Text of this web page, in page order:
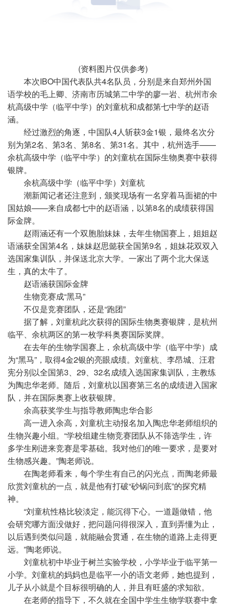
(资料图片仅供参考)
本次IBO中国代表队共4名队员，分别是来自郑州外国
语学校的毛上卿、济南市历城第二中学的廖一岩、杭州市余
杭高级中学（临平中学）的刘童杭和成都第七中学的赵语
涵。
经过激烈的角逐，中国队4人斩获3金1银，最终名次分
别为第2名、第3名、第8名、第31名。其中，杭州选手——
余杭高级中学（临平中学）的刘童杭在国际生物奥赛中获得
银牌。
余杭高级中学（临平中学）刘童杭
潮新闻记者还注意到，颁奖现场有一名穿着马面裙的中
国姑娘——来自成都七中的赵语涵，以第8名的成绩获得国
际金牌。
赵雨涵还有一个双胞胎妹妹，去年生物国赛上，姐姐赵
语涵获全国第4名，妹妹赵思懿获全国第9名，姐妹花双双入
选国家集训队，并保送北京大学。一家出了两个北大保送
生，真的太牛了。
赵语涵获国际金牌
生物竞赛成“黑马”
不仅是竞赛团队，还是“跑团”
据了解，刘童杭此次获得的国际生物奥赛银牌，是杭州
临平、余杭两区的第一枚学科奥赛国际奖牌。
在去年的生物学国赛上，余杭高级中学（临平中学）成
为“黑马”，取得4金2银的亮眼成绩。刘童杭、李昂城、汪君
宪分别以全国第3、29、32名成绩入选国家集训队，主教练
为陶忠华老师。随后，刘童杭以国赛第三名的成绩进入国家
队，并在国际奥赛上收获银牌。
余高获奖学生与指导教师陶忠华合影
高一进入余高，刘童杭主动报名加入陶忠华老师组织的
生物兴趣小组。“学校组建生物竞赛团队从不筛选学生，许
多学生刚进来竞赛是零基础。我对他们的唯一要求，是要对
生物感兴趣。”陶老师说。
在陶老师看来，每个学生有自己的闪光点，而陶老师最
欣赏刘童杭的一点，就是他有打破“砂锅问到底”的探究精
神。
“刘童杭性格比较淡定，能沉得下心。一道题做错，他
会研究哪方面没做好，把问题问得很深入，直到弄懂为止，
以后遇到类似问题，就能融会贯通，在生物的道路上走得更
远。”陶老师说。
刘童杭初中毕业于树兰实验学校，小学毕业于临平第一
小学。刘童杭的妈妈也是临平一小的语文老师，她也提到，
儿子从小就是个目标很明确的人，并且有旺盛的求知欲。
在老师的指导下，不久就在全国中学生生物学联赛中拿